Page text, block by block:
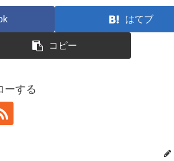
はてブ
コピー
ーする